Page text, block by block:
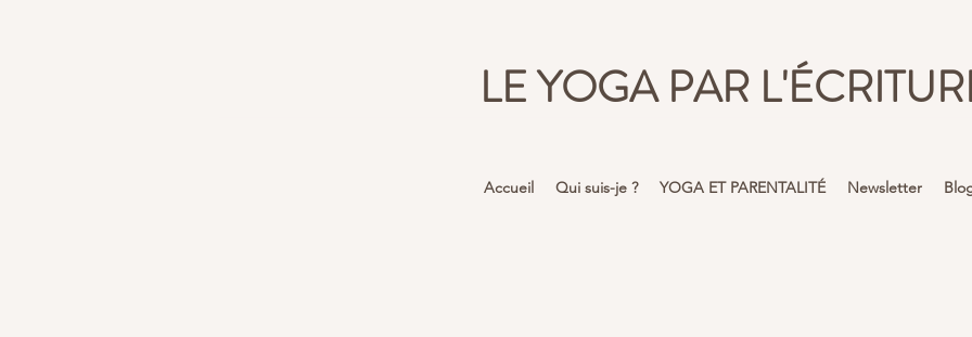
LE YOGA PAR
Accueil Qui suis-je ? YOGA ET PARENTALITÉ Newsletter